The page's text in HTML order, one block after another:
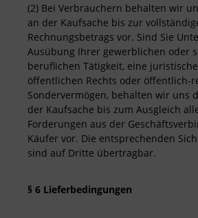
(2) Bei Verbrauchern behalten wir
an der Kaufsache bis zur
Rechnungsbetrags vor. Sind Sie
Ausübung Ihrer gewerblichen oder
beruflichen Tätigkeit, eine
öffentlichen Rechts oder öffentlich-
Sondervermögen, behalten wir uns
der Kaufsache bis zum Ausgleich
Forderungen aus der
Käufer vor. Die entsprechenden
sind auf Dritte übertragbar.
§ 6 Lieferbedingungen